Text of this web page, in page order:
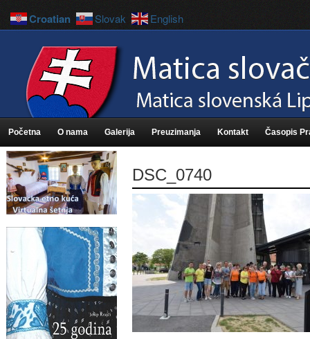
Početna O nama Galerija Preuzimanja Kontakt Časopis
DSC_0740
Croatian Slovak English